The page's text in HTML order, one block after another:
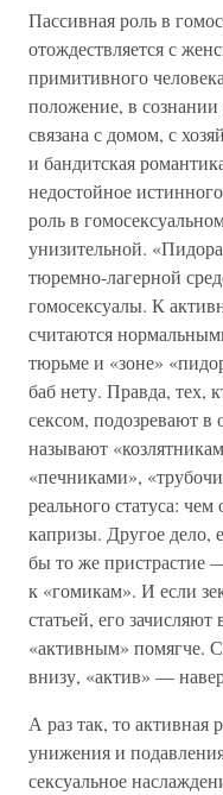
Пассивная роль в
отождествляется с
примитивного
положение, в
связана с домом, с
и бандитская
недостойное
роль в
унизительной.
тюремно-лагерной
гомосексуалы. К
считаются
тюрьме и «зоне»
баб нету. Правда, тех,
сексом, подозревают в
называют
«печниками»,
реального статуса:
капризы. Другое дело,
бы то же пристрастие
к «гомикам». И если
статьей, его
«активным» помягче.
внизу, «актив» —
А раз так, то активная
унижения и
сексуальное